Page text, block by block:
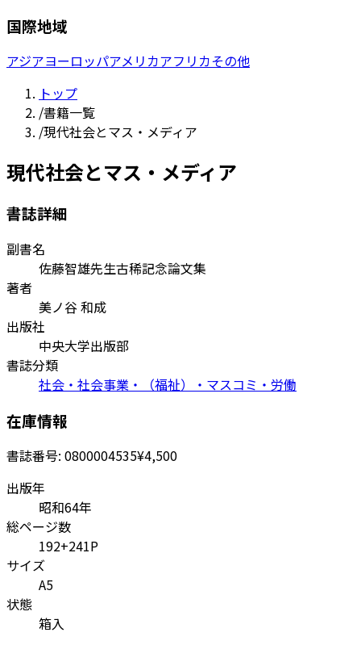
国際地域
アジアヨーロッパアメリカアフリカその他
トップ
/書籍一覧
/現代社会とマス・メディア
現代社会とマス・メディア
書誌詳細
副書名
佐藤智雄先生古稀記念論文集
著者
美ノ谷 和成
出版社
中央大学出版部
書誌分類
社会・社会事業・（福祉）・マスコミ・労働
在庫情報
書誌番号: 0800004535¥4,500
出版年
昭和64年
総ページ数
192+241P
サイズ
A5
状態
箱入